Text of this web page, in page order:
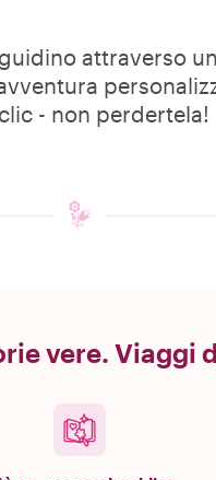
attraverso
- non perdertela!
vere. Viaggi